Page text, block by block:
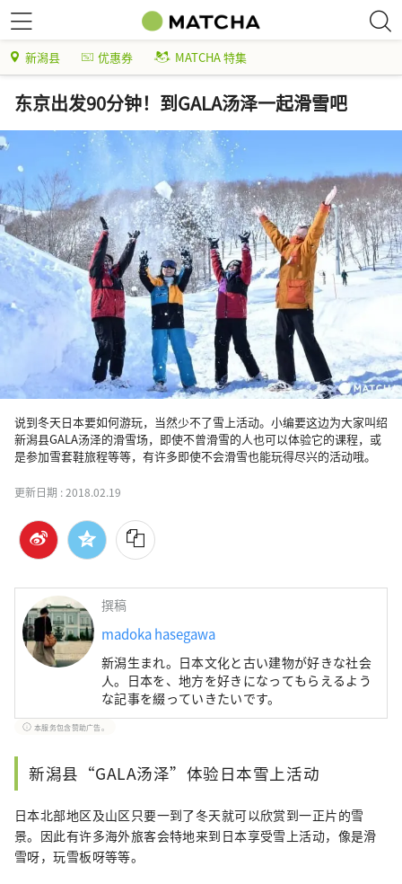
新潟县 优惠券 MATCHA 特集
东京出发90分钟！到GALA汤泽一起滑雪吧
说到冬天日本要如何游玩，当然少不了雪上活动。小编要这边为大家叫绍
新潟县GALA汤泽的滑雪场，即使不曾滑雪的人也可以体验它的课程，或
是参加雪套鞋旅程等等，有许多即使不会滑雪也能玩得尽兴的活动哦。
更新日期 :2018.02.19
撰稿
madoka hasegawa
新潟生まれ。日本文化と古い建物が好きな社会
人。日本を、地方を好きになってもらえるよう
な記事を綴っていきたいです。
本服务包含赞助广告。
新潟县“GALA汤泽”体验日本雪上活动
日本北部地区及山区只要一到了冬天就可以欣赏到一正片的雪
景。因此有许多海外旅客会特地来到日本享受雪上活动，像是滑
雪呀，玩雪板呀等等。